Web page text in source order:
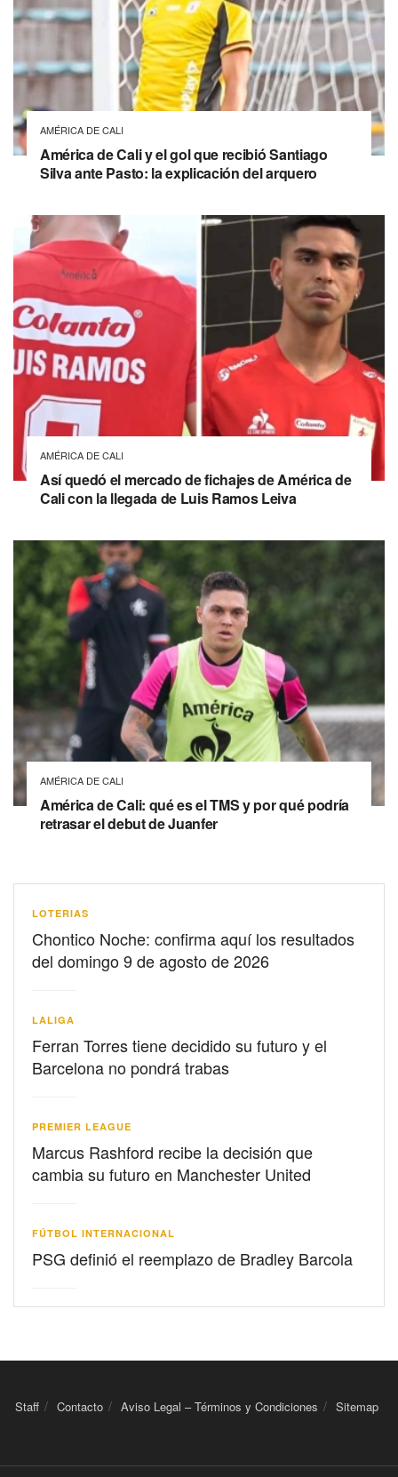
AMÉRICA DE CALI
América de Cali y el gol que recibió Santiago
Silva ante Pasto: la explicación del arquero
AMÉRICA DE CALI
Así quedó el mercado de fichajes de América de
Cali con la llegada de Luis Ramos Leiva
AMÉRICA DE CALI
América de Cali: qué es el TMS y por qué podría
retrasar el debut de Juanfer
LOTERIAS
Chontico Noche: confirma aquí los resultados
del domingo 9 de agosto de 2026
LALIGA
Ferran Torres tiene decidido su futuro y el
Barcelona no pondrá trabas
PREMIER LEAGUE
Marcus Rashford recibe la decisión que
cambia su futuro en Manchester United
FÚTBOL INTERNACIONAL
PSG definió el reemplazo de Bradley Barcola
Staff Contacto Aviso Legal – Términos y Condiciones Sitemap